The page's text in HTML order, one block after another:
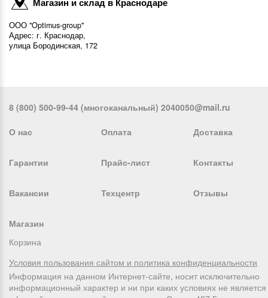
ООО "Optimus-group"
Адрес: г. Краснодар,
улица Бородинская, 172
8 (800) 500-99-44 (многоканальный) 2040050@mail.ru
О нас Оплата Доставка
Гарантии Прайс-лист Контакты
Вакансии Техцентр Отзывы
Магазин
Корзина
Условия пользования сайтом и политика конфиденциальности
Информация на данном Интернет-сайте, носит исключительно
информационный характер и ни при каких условиях не